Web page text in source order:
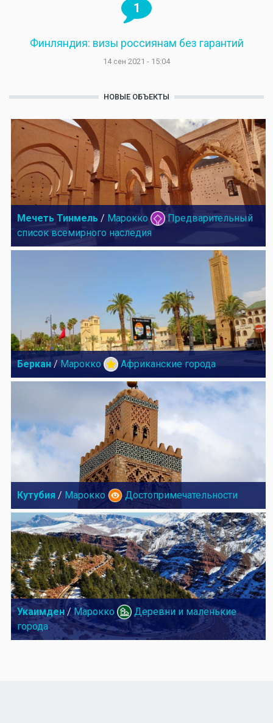
1
Финляндия: визы россиянам без гарантий
14 сен 2021 - 15:04
НОВЫЕ ОБЪЕКТЫ
Мечеть Тинмель / Марокко
Предварительный
список всемирного наследия
Беркан / Марокко Африканские города
Кутубия / Марокко Достопримечательности
Укаимден/ Марокко
Деревни и маленькие
города